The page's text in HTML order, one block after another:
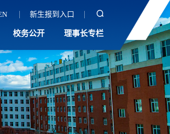
新生报到入口
校务公开 理事长专栏